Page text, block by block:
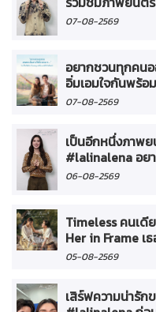
07-08-2569
อยากชวนทุกคนอ
อิ่มเอมใจกันพร้อ
07-08-2569
เป็นอีกหนึ่งภาพย
#lalinalena อย
06-08-2569
Timeless คนเดี
Her in Frame เ
05-08-2569
เสิร์ฟความน่ารั